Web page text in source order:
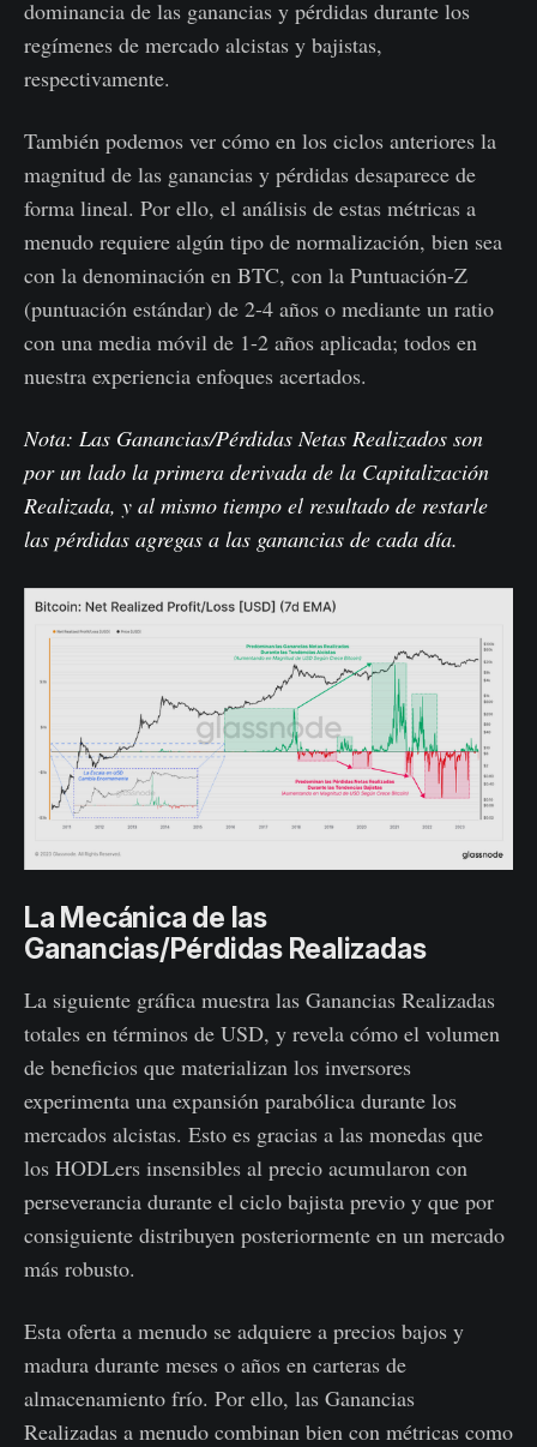
dominancia de las ganancias y pérdidas durante los
regímenes de mercado alcistas y bajistas,
respectivamente.
También podemos ver cómo en los ciclos anteriores la
magnitud de las ganancias y pérdidas desaparece de
forma lineal. Por ello, el análisis de estas métricas a
menudo requiere algún tipo de normalización, bien sea
con la denominación en BTC, con la Puntuación-Z
(puntuación estándar) de 2-4 años o mediante un ratio
con una media móvil de 1-2 años aplicada; todos en
nuestra experiencia enfoques acertados.
Nota: Las Ganancias/Pérdidas Netas Realizados son
por un lado la primera derivada de la Capitalización
Realizada, y al mismo tiempo el resultado de restarle
las pérdidas agregas a las ganancias de cada día.
La Mecánica de las
Ganancias/Pérdidas Realizadas
La siguiente gráfica muestra las Ganancias Realizadas
totales en términos de USD, y revela cómo el volumen
de beneficios que materializan los inversores
experimenta una expansión parabólica durante los
mercados alcistas. Esto es gracias a las monedas que
los HODLers insensibles al precio acumularon con
perseverancia durante el ciclo bajista previo y que por
consiguiente distribuyen posteriormente en un mercado
más robusto.
Esta oferta a menudo se adquiere a precios bajos y
madura durante meses o años en carteras de
almacenamiento frío. Por ello, las Ganancias
Realizadas a menudo combinan bien con métricas como